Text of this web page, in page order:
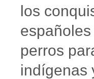
los
perros
indígenas